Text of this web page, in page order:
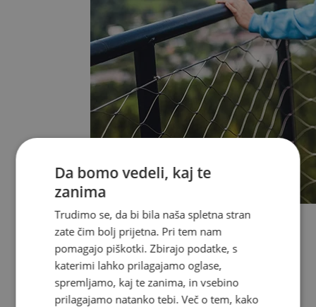
Vse v kategoriji Popusti %
Torbice v razprodaji
Nahrbtniki v razprodaji
Denarnice v razprodaji
Sončna očala v razprodaji
Nakit in ure v razprodaji
Obutev v razprodaji
Da bomo vedeli, kaj te
zanima
Trudimo se, da bi bila naša spletna stran
zate čim bolj prijetna. Pri tem nam
pomagajo piškotki. Zbirajo podatke, s
katerimi lahko prilagajamo oglase,
spremljamo, kaj te zanima, in vsebino
prilagajamo natanko tebi. Več o tem, kako